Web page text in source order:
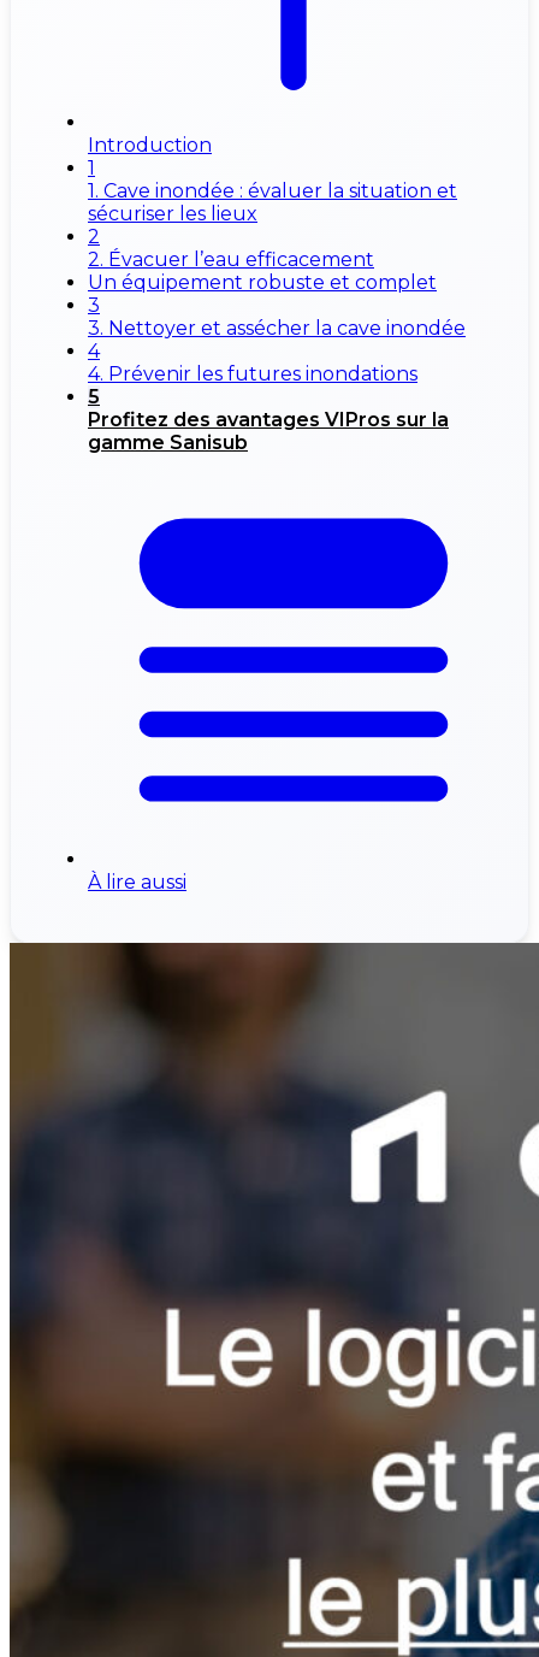
Introduction
1
1. Cave inondée : évaluer la situation et
sécuriser les lieux
2
2. Évacuer l’eau efficacement
Un équipement robuste et complet
3
3. Nettoyer et assécher la cave inondée
4
4. Prévenir les futures inondations
5
Profitez des avantages VIPros sur la
gamme Sanisub
À lire aussi